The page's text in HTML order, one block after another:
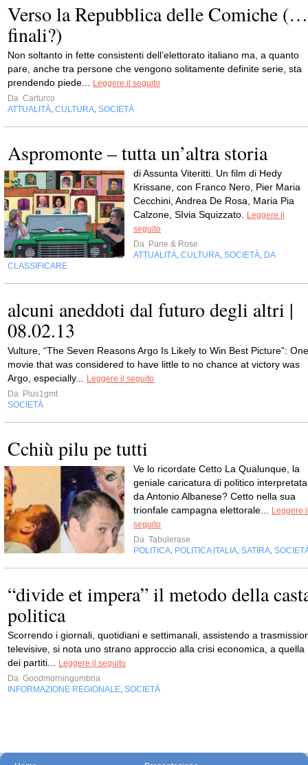
Verso la Repubblica delle Comiche (…
finali?)
Non soltanto in fette consistenti dell’elettorato italiano ma, a quanto
pare, anche tra persone che vengono solitamente definite serie, sta
prendendo piede...
Leggere il seguito
Da Carturco
ATTUALITÀ CULTURA SOCIETÀ
Aspromonte – tutta un’altra storia
di Assunta Viteritti. Un film di Hedy
Krissane, con Franco Nero, Pier Maria
Cecchini, Andrea De Rosa, Maria Pia
Calzone, SIvia Squizzato.
Leggere il
seguito
Da Pane & Rose
ATTUALITÀ CULTURA SOCIETÀ DA
CLASSIFICARE
alcuni aneddoti dal futuro degli altri |
08.02.13
Vulture, “The Seven Reasons Argo Is Likely to Win Best Picture”: One
movie that was considered to have little to no chance at victory was
Argo, especially...
Leggere il seguito
Da Plus1gmt
SOCIETÀ
Cchiù pilu pe tutti
Ve lo ricordate Cetto La Qualunque, la
geniale caricatura di politico interpretata
da Antonio Albanese? Cetto nella sua
trionfale campagna elettorale...
Leggere
seguito
Da Tabulerase
POLITICA POLITICA ITALIA SATIRA
“divide et impera” il metodo della
politica
Scorrendo i giornali, quotidiani e settimanali, assistendo a
televisive, si nota uno strano approccio alla crisi economica, a quella
dei partiti...
Leggere il seguito
Da Goodmorningumbria
INFORMAZIONE REGIONALE SOCIETÀ